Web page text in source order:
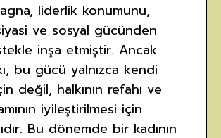
liderlik konumunu,
ve sosyal gücünden
inşa etmiştir. Ancak
bu gücü yalnızca kendi
değil, halkının refahı ve
iyileştirilmesi için
Bu dönemde bir kadının